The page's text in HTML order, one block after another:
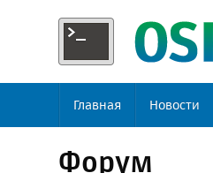
Главная Новости
Форум